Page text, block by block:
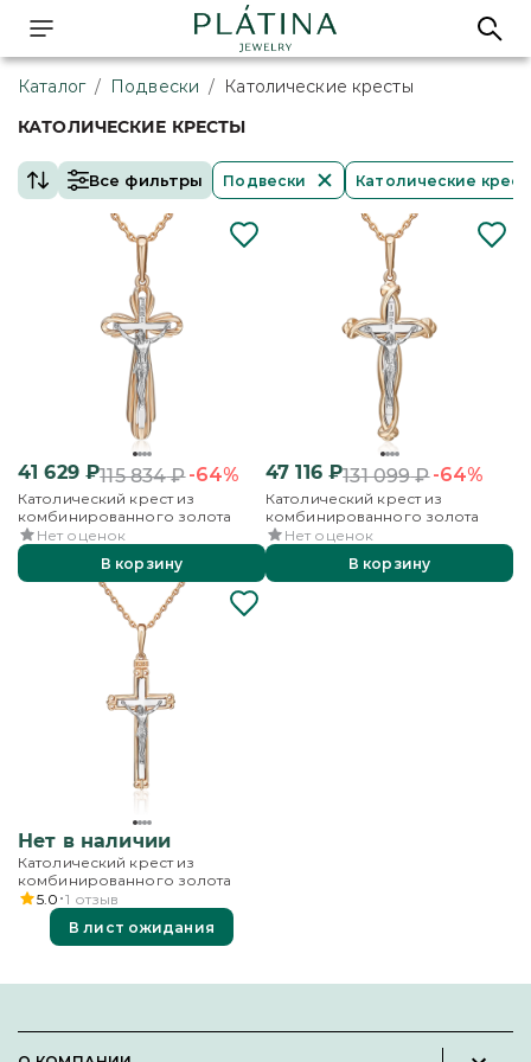
Каталог / Подвески / Католические кресты
КАТОЛИЧЕСКИЕ КРЕСТЫ
Все фильтры Подвески Католические
41 629₽115 834₽-64%
Католический крест из
комбинированного золота
Нет оценок
В корзину
47 116₽131 099₽-64%
Католический крест из
комбинированного золота
Нет оценок
В корзину
Нет в наличии
Католический крест из
комбинированного золота
5.0 1 отзыв
В лист ожидания